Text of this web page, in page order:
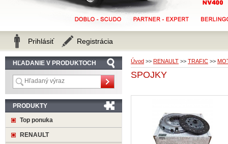
Úvod >> RENAULT >> TRAFIC >>
SPOJKY
HĽADANIE V PRODUKTOCH
PRODUKTY
Top ponuka
RENAULT
Prihlásiť Registrácia